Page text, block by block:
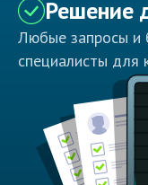
Решение
Любые запросы и
специалисты для